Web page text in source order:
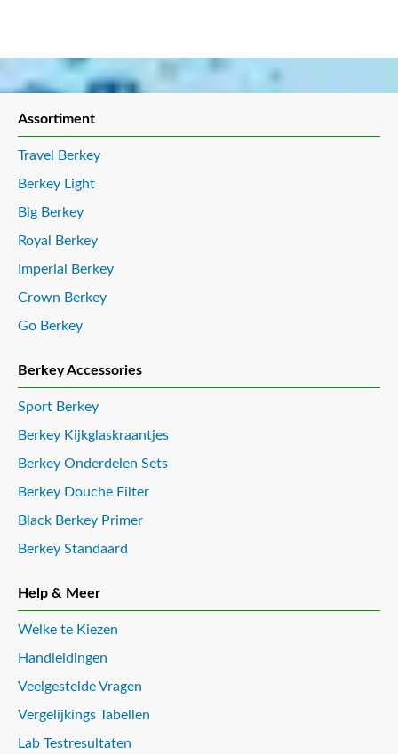
Assortiment
Travel Berkey
Berkey Light
Big Berkey
Royal Berkey
Imperial Berkey
Crown Berkey
Go Berkey
Berkey Accessories
Sport Berkey
Berkey Kijkglaskraantjes
Berkey Onderdelen Sets
Berkey Douche Filter
Black Berkey Primer
Berkey Standaard
Help & Meer
Welke te Kiezen
Handleidingen
Veelgestelde Vragen
Vergelijkings Tabellen
Lab Testresultaten